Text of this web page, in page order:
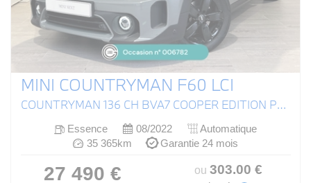
MINI COUNTRYMAN F60 LCI
COUNTRYMAN 136 CH BVA7 COOPER EDITION PREMIUM PLUS
Essence 08/2022
Automatique
35 365km
Garantie 24 mois
27 490 € ou 303.00 €